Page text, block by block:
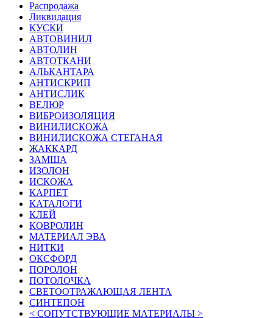
Распродажа
Ликвидация
КУСКИ
АВТОВИНИЛ
АВТОЛИН
АВТОТКАНИ
АЛЬКАНТАРА
АНТИСКРИП
АНТИСЛИК
ВЕЛЮР
ВИБРОИЗОЛЯЦИЯ
ВИНИЛИСКОЖА
ВИНИЛИСКОЖА СТЕГАНАЯ
ЖАККАРД
ЗАМША
ИЗОЛОН
ИСКОЖА
КАРПЕТ
КАТАЛОГИ
КЛЕЙ
КОВРОЛИН
МАТЕРИАЛ ЭВА
НИТКИ
ОКСФОРД
ПОРОЛОН
ПОТОЛОЧКА
СВЕТООТРАЖАЮЩАЯ ЛЕНТА
СИНТЕПОН
< СОПУТСТВУЮЩИЕ МАТЕРИАЛЫ >